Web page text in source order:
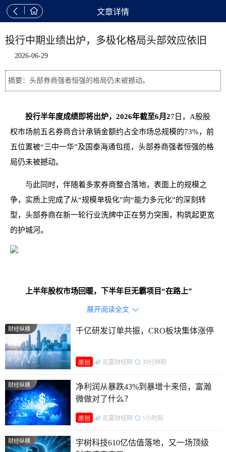
  文章详情
投行中期业绩出炉，多极化格局头部效应依旧
. 2026-06-29
摘要：头部券商强者恒强的格局仍未被撼动。
投行半年度成绩即将出炉，2026年截至6月27日，A股股
权市场前五名券商合计承销金额约占全市场总规模的73%，前
五位置被“三中一华”及国泰海通包揽，头部券商强者恒强的格
局仍未被撼动。
与此同时，伴随着多家券商整合落地，表面上的规模之
争，实质上完成了从“规模单极化”向“能力多元化”的深刻转
型，头部券商在新一轮行业洗牌中正在努力突围，构筑起更宽
的护城河。
上半年股权市场回暖，下半年巨无霸项目“在路上”
2026年截至6月27日，A股市场共有69只新股上市，首发
募集资金总额达702亿元，其中，科技企业贡献了主要增量，
信息技术、工业（高端制造）、医疗保健等科技属性较强的行
业募资占比超过65%。
2026年下半年到2027年，A股还将迎来一批巨无霸企业上
市，包括长鑫存储、长江存储、昆仑芯、宇树科技、清微智能
等科技巨头，预计募资总额将超过 2000亿元。硬科技IPO无疑
是后半年的核心风向，从科技行业的积累来看，中信证券、华
泰联合、中信建投在过往半导体行业、人工智能两大核心赛道
展开阅读全文 
财经纵横 千亿研发订单共振，CRO板块集体涨停
原创 览富财经网 39分钟前
财经纵横
净利润从暴跌43%到暴增十来倍，富瀚
微做对了什么？
原创 览富财经网 1小时前
财经纵横
宇树科技610亿估值落地，又一场顶级